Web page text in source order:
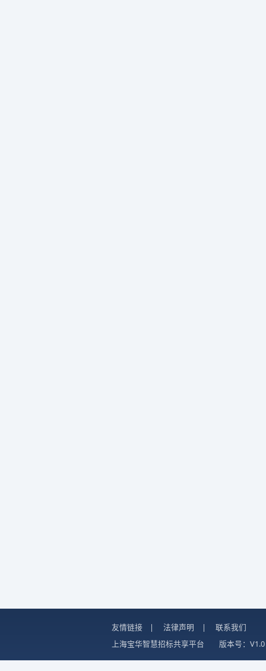
友情链接 | 法律声明 |
联系我们
上海宝华智慧招标共享平台
版本号：V1.0